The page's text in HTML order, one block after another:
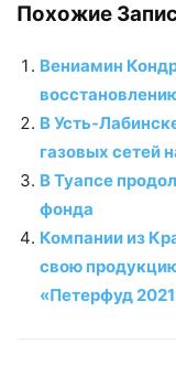
Похожие
Вениамин
В Усть-
газовых сетей
В Туапсе
фонда
Компании из
свою
«Петерфуд 2021